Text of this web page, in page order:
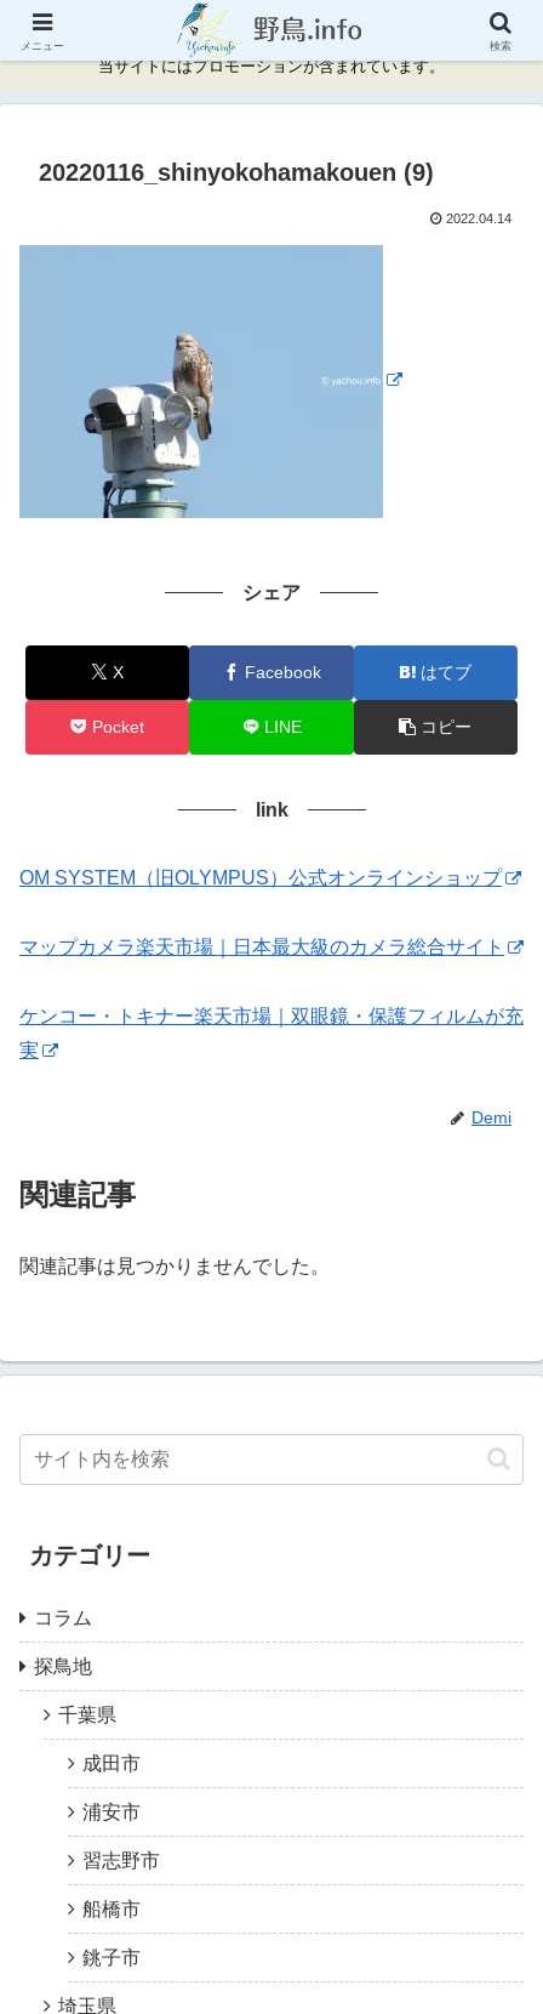
神奈川県周辺の野鳥情報と記録
当サイトにはプロモーションが含まれています。
20220116_shinyokohamakouen (9)
2022.04.14
シェア
X Facebook はてブ
Pocket LINE コピー
link
OM SYSTEM（旧OLYMPUS）公式オンラインショップ
マップカメラ楽天市場｜日本最大級のカメラ総合サイト
ケンコー・トキナー楽天市場｜双眼鏡・保護フィルムが充
実
Demi
関連記事
関連記事は見つかりませんでした。
カテゴリー
コラム
探鳥地
千葉県
成田市
浦安市
習志野市
船橋市
銚子市
埼玉県
メニュー 検索